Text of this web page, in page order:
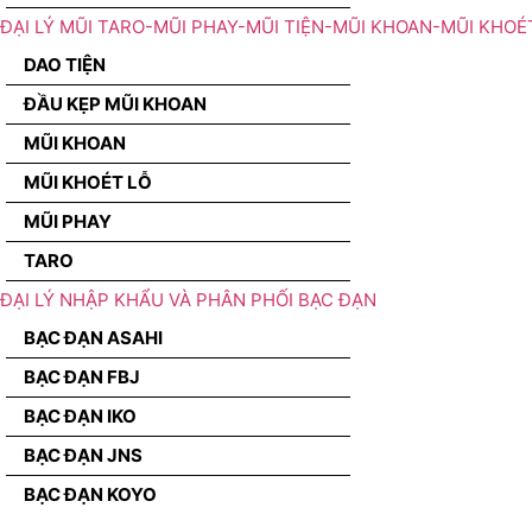
ĐẠI LÝ MŨI TARO-MŨI PHAY-MŨI TIỆN-MŨI KHOAN-MŨI
DAO TIỆN
ĐẦU KẸP MŨI KHOAN
MŨI KHOAN
MŨI KHOÉT LỖ
MŨI PHAY
TARO
ĐẠI LÝ NHẬP KHẨU VÀ PHÂN PHỐI BẠC ĐẠN
BẠC ĐẠN ASAHI
BẠC ĐẠN FBJ
BẠC ĐẠN IKO
BẠC ĐẠN JNS
BẠC ĐẠN KOYO